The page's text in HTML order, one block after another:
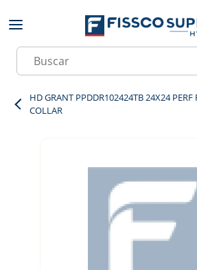
Skip to main content
Site Search
HD GRANT PPDDR102424TB 24X24 PERF
COLLAR